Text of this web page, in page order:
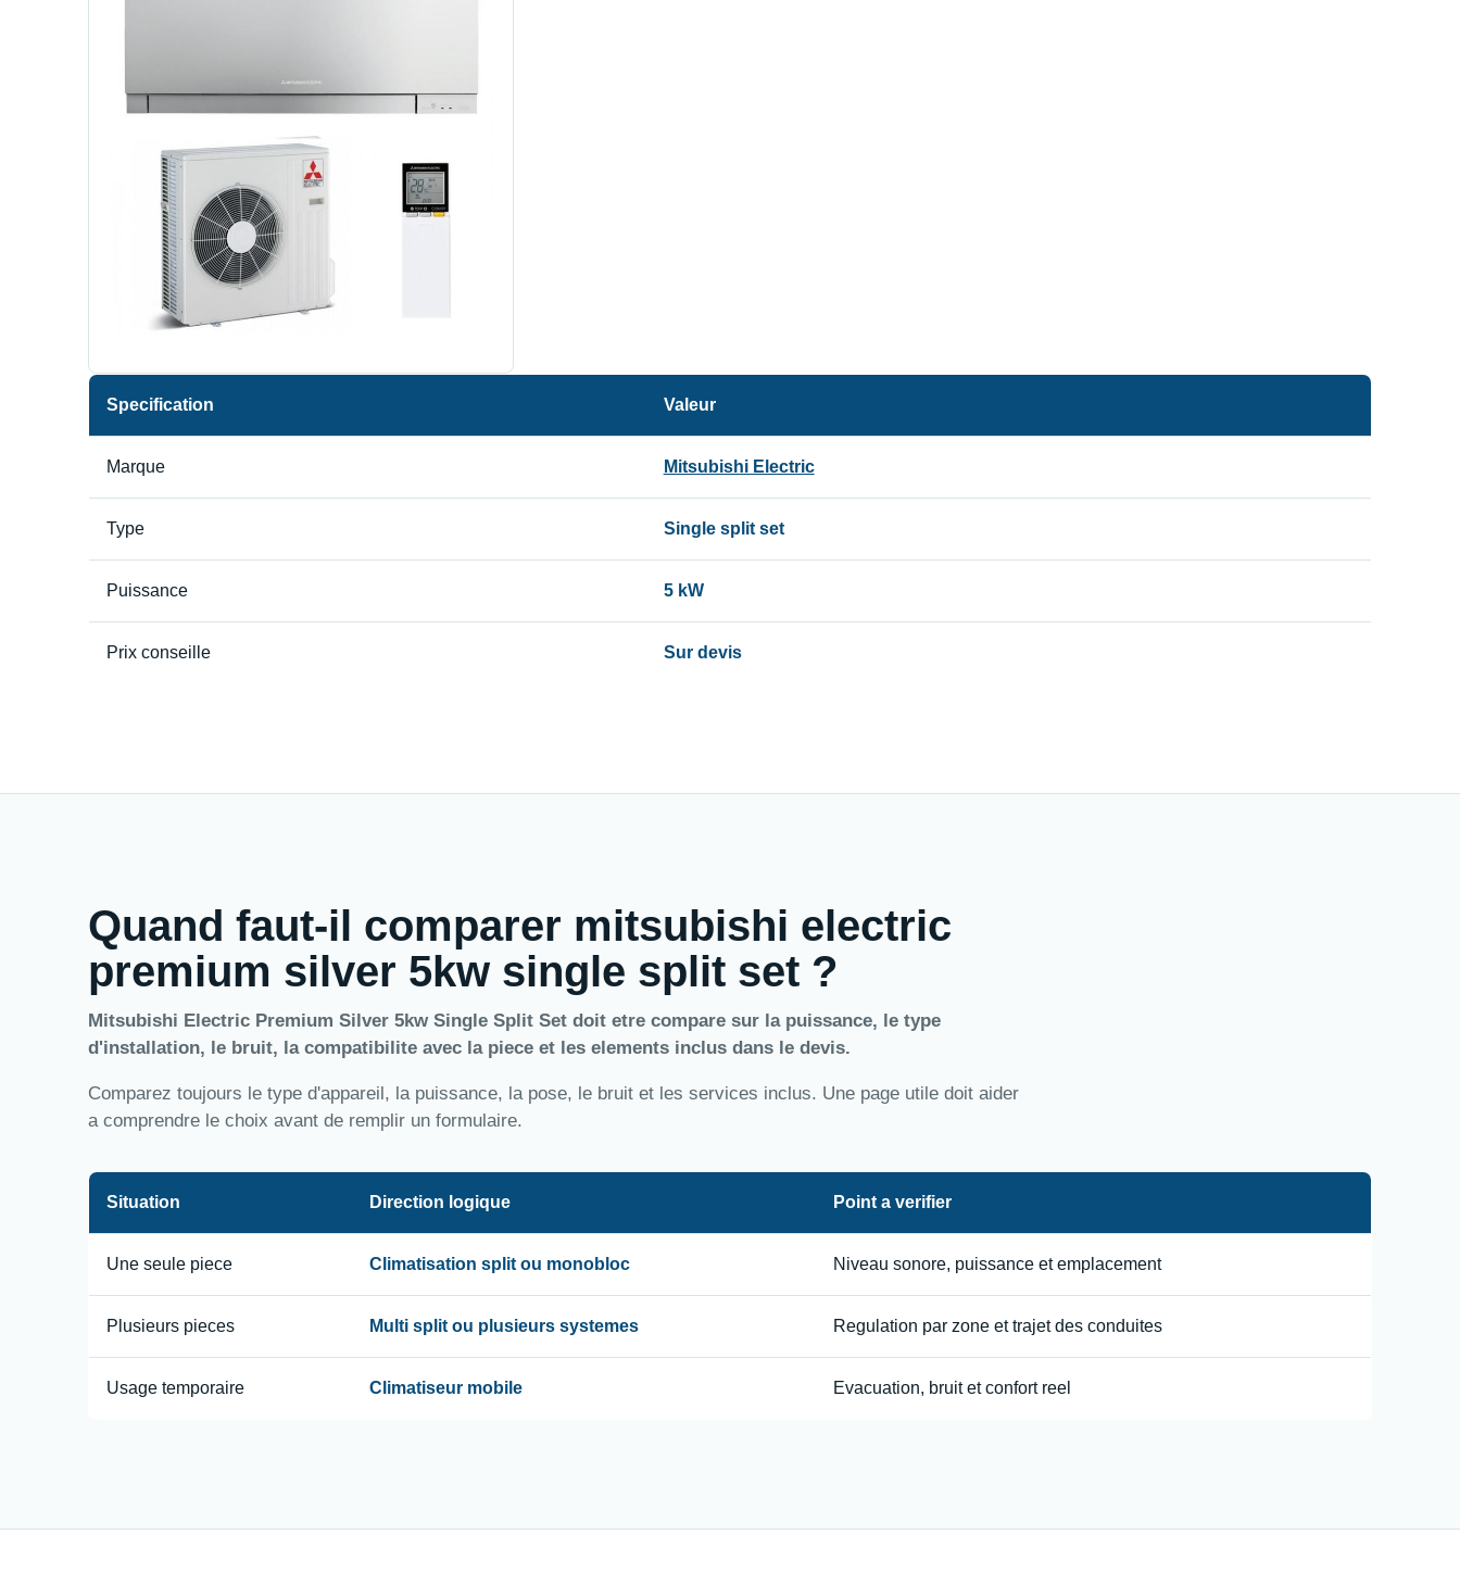
Specification Valeur
Marque Mitsubishi Electric
Type Single split set
Puissance 5 kW
Prix conseille Sur devis
Quand faut-il comparer mitsubishi electric
premium silver 5kw single split set ?
Mitsubishi Electric Premium Silver 5kw Single Split Set doit etre compare sur la puissance, le type
d'installation, le bruit, la compatibilite avec la piece et les elements inclus dans le devis.
Comparez toujours le type d'appareil, la puissance, la pose, le bruit et les services inclus. Une page utile doit aider
a comprendre le choix avant de remplir un formulaire.
Situation Direction logique Point a verifier
Une seule piece Climatisation split ou monobloc Niveau sonore, puissance et emplacement
Plusieurs pieces Multi split ou plusieurs systemes Regulation par zone et trajet des conduites
Usage temporaire Climatiseur mobile Evacuation, bruit et confort reel